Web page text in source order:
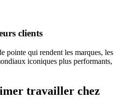
clients
pointe qui rendent les marques, les
iconiques plus performants,
travailler chez